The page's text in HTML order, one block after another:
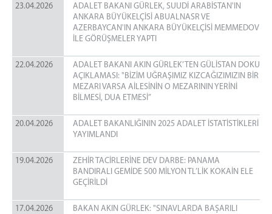
23.04.2026
ADALET BAKANI GÜRLEK, SUUDİ ARABİSTAN'IN
ANKARA BÜYÜKELÇİSİ ABUALNASR VE
AZERBAYCAN'IN ANKARA BÜYÜKELÇİSİ MEMMEDOV
İLE GÖRÜŞMELER YAPTI
22.04.2026
ADALET BAKANI AKIN GÜRLEK’TEN GÜLİSTAN DOKU
AÇIKLAMASI: "BİZİM UĞRAŞIMIZ KIZCAĞIZIMIZIN BİR
MEZARI VARSA AİLESİNİN O MEZARININ YERİNİ
BİLMESİ, DUA ETMESİ”
20.04.2026
ADALET BAKANLIĞININ 2025 ADALET İSTATİSTİKLERİ
YAYIMLANDI
19.04.2026
ZEHİR TACİRLERİNE DEV DARBE: PANAMA
BANDIRALI GEMİDE 500 MİLYON TL’LİK KOKAİN ELE
GEÇİRİLDİ
17.04.2026
BAKAN AKIN GÜRLEK: "SINAVLARDA BAŞARILI